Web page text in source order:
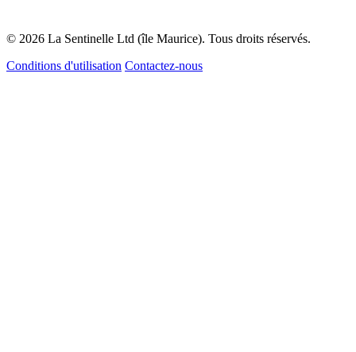
© 2026 La Sentinelle Ltd (île Maurice). Tous droits réservés.
Conditions d'utilisation Contactez-nous